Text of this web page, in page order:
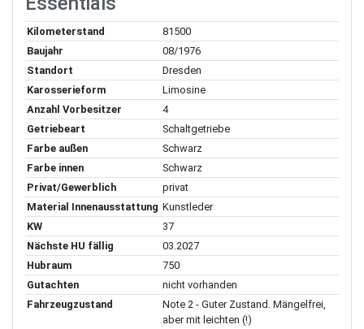
Kilometerstand
81500
Baujahr
08/1976
Standort
Dresden
Karosserieform
Limosine
Anzahl Vorbesitzer
4
Getriebeart
Schaltgetriebe
Farbe außen
Schwarz
Farbe innen
Schwarz
Privat/Gewerblich
privat
Material Innenausstattung Kunstleder
KW
37
Nächste HU fällig
03.2027
Hubraum
750
Gutachten
nicht vorhanden
Fahrzeugzustand
Note 2 - Guter Zustand. Mängelfrei,
aber mit leichten (!)